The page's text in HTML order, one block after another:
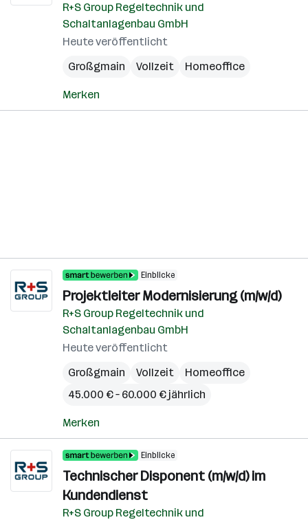
R+S Group Regeltechnik und
Schaltanlagenbau GmbH
Heute veröffentlicht
Großgmain
Vollzeit Homeoffice
Merken
Einblicke
Projektleiter Modernisierung (m/w/d)
R+S Group Regeltechnik und
Schaltanlagenbau GmbH
Heute veröffentlicht
Großgmain
Vollzeit
Homeoffice
45.000 € – 60.000 € jährlich
Merken
Einblicke
Technischer Disponent (m/w/d) im
Kundendienst
R+S Group Regeltechnik und